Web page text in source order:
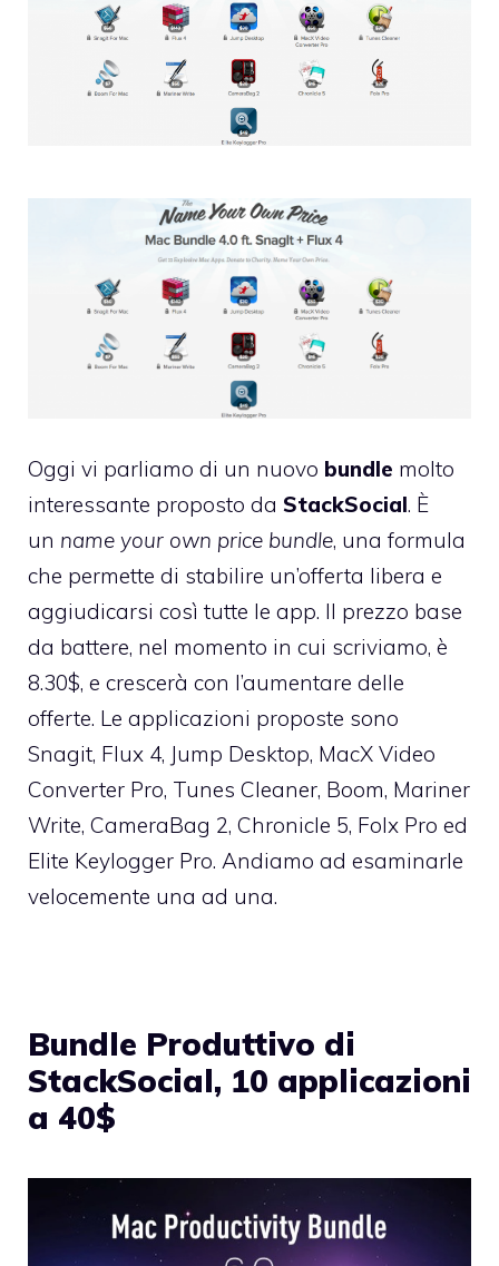
Oggi vi parliamo di un nuovo bundle molto
interessante proposto da StackSocial. È
un name your own price bundle, una formula
che permette di stabilire un’offerta libera e
aggiudicarsi così tutte le app. Il prezzo base
da battere, nel momento in cui scriviamo, è
8.30$, e crescerà con l’aumentare delle
offerte. Le applicazioni proposte sono
Snagit, Flux 4, Jump Desktop, MacX Video
Converter Pro, Tunes Cleaner, Boom, Mariner
Write, CameraBag 2, Chronicle 5, Folx Pro ed
Elite Keylogger Pro. Andiamo ad esaminarle
velocemente una ad una.
Bundle Produttivo di
StackSocial, 10 applicazioni
a 40$